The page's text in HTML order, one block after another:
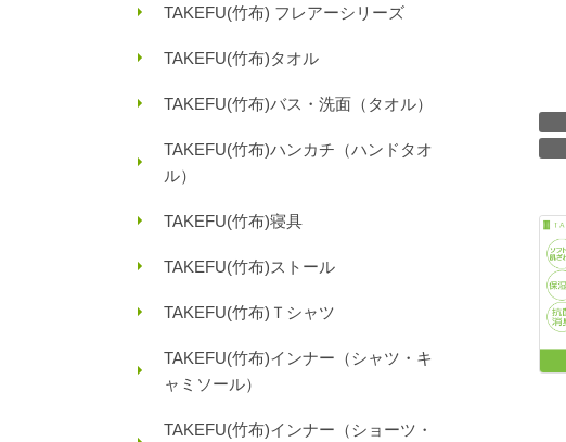
TAKEFU(竹布) フレアーシリーズ
TAKEFU(竹布)タオル
TAKEFU(竹布)バス・洗面（タオル）
TAKEFU(竹布)ハンカチ（ハンドタオ
ル）
TAKEFU(竹布)寝具
TAKEFU(竹布)ストール
TAKEFU(竹布)Ｔシャツ
TAKEFU(竹布)インナー（シャツ・キ
ャミソール）
TAKEFU(竹布)インナー（ショーツ・